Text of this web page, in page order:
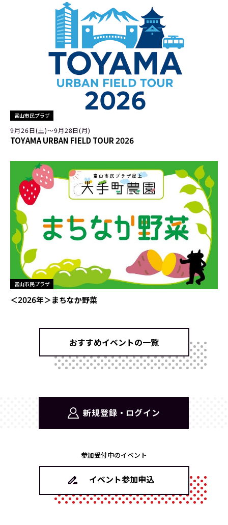
富山市民プラザ
9月26日(土)〜9月28日(月)
TOYAMA URBAN FIELD TOUR 2026
富山市民プラザ
＜2026年＞まちなか野菜
おすすめイベントの一覧
新規登録・ログイン
参加受付中のイベント
イベント参加申込